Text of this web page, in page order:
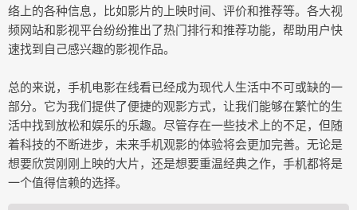
络上的各种信息，比如影片的上映时间、评价和推荐等。各大视
频网站和影视平台纷纷推出了热门排行和推荐功能，帮助用户快
速找到自己感兴趣的影视作品。
总的来说，手机电影在线看已经成为现代人生活中不可或缺的一
部分。它为我们提供了便捷的观影方式，让我们能够在繁忙的生
活中找到放松和娱乐的乐趣。尽管存在一些技术上的不足，但随
着科技的不断进步，未来手机观影的体验将会更加完善。无论是
想要欣赏刚刚上映的大片，还是想要重温经典之作，手机都将是
一个值得信赖的选择。